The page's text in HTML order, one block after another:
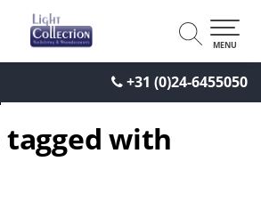
+31 (0)24-6455050
MENU
with